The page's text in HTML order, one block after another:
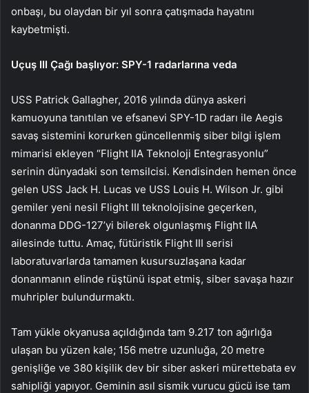
onbaşı, bu olaydan bir yıl sonra çatışmada hayatını
kaybetmişti.
Uçuş III Çağı başlıyor: SPY-1 radarlarına veda
USS Patrick Gallagher, 2016 yılında dünya askeri
kamuoyuna tanıtılan ve efsanevi SPY-1D radarı ile Aegis
savaş sistemini korurken güncellenmiş siber bilgi işlem
mimarisi ekleyen “Flight IIA Teknoloji Entegrasyonlu”
serinin dünyadaki son temsilcisi. Kendisinden hemen önce
gelen USS Jack H. Lucas ve USS Louis H. Wilson Jr. gibi
gemiler yeni nesil Flight III teknolojisine geçerken,
donanma DDG-127’yi bilerek olgunlaşmış Flight IIA
ailesinde tuttu. Amaç, fütüristik Flight III serisi
laboratuvarlarda tamamen kusursuzlaşana kadar
donanmanın elinde rüştünü ispat etmiş, siber savaşa hazır
muhripler bulundurmaktı.
Tam yükle okyanusa açıldığında tam 9.217 ton ağırlığa
ulaşan bu yüzen kale; 156 metre uzunluğa, 20 metre
genişliğe ve 380 kişilik dev bir siber askeri mürettebata ev
sahipliği yapıyor. Geminin asıl sismik vurucu gücü ise tam